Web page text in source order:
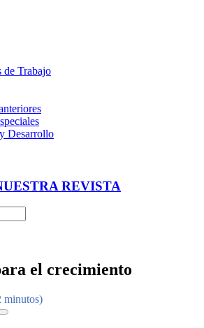
de Trabajo
Desarrollo
REVISTA
el crecimiento
minutos)